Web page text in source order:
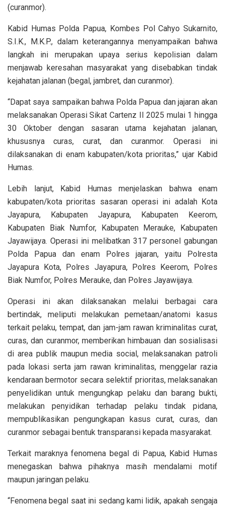
(curanmor).
Kabid Humas Polda Papua, Kombes Pol Cahyo Sukarnito,
S.I.K., M.K.P., dalam keterangannya menyampaikan bahwa
langkah ini merupakan upaya serius kepolisian dalam
menjawab keresahan masyarakat yang disebabkan tindak
kejahatan jalanan (begal, jambret, dan curanmor).
“Dapat saya sampaikan bahwa Polda Papua dan jajaran akan
melaksanakan Operasi Sikat Cartenz II 2025 mulai 1 hingga
30 Oktober dengan sasaran utama kejahatan jalanan,
khususnya curas, curat, dan curanmor. Operasi ini
dilaksanakan di enam kabupaten/kota prioritas,” ujar Kabid
Humas.
Lebih lanjut, Kabid Humas menjelaskan bahwa enam
kabupaten/kota prioritas sasaran operasi ini adalah Kota
Jayapura, Kabupaten Jayapura, Kabupaten Keerom,
Kabupaten Biak Numfor, Kabupaten Merauke, Kabupaten
Jayawijaya. Operasi ini melibatkan 317 personel gabungan
Polda Papua dan enam Polres jajaran, yaitu Polresta
Jayapura Kota, Polres Jayapura, Polres Keerom, Polres
Biak Numfor, Polres Merauke, dan Polres Jayawijaya.
Operasi ini akan dilaksanakan melalui berbagai cara
bertindak, meliputi melakukan pemetaan/anatomi kasus
terkait pelaku, tempat, dan jam-jam rawan kriminalitas curat,
curas, dan curanmor, memberikan himbauan dan sosialisasi
di area publik maupun media social, melaksanakan patroli
pada lokasi serta jam rawan kriminalitas, menggelar razia
kendaraan bermotor secara selektif prioritas, melaksanakan
penyelidikan untuk mengungkap pelaku dan barang bukti,
melakukan penyidikan terhadap pelaku tindak pidana,
mempublikasikan pengungkapan kasus curat, curas, dan
curanmor sebagai bentuk transparansi kepada masyarakat.
Terkait maraknya fenomena begal di Papua, Kabid Humas
menegaskan bahwa pihaknya masih mendalami motif
maupun jaringan pelaku.
“Fenomena begal saat ini sedang kami lidik, apakah sengaja